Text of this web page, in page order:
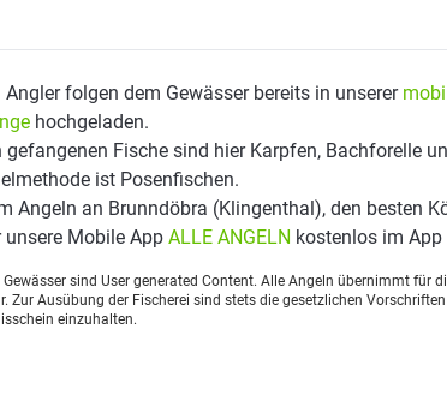
folgen dem Gewässer bereits in unserer
hochgeladen.
Fische sind hier Karpfen, Bachforelle
ist Posenfischen.
Angeln an Brunndöbra (Klingenthal), den besten
Mobile App ALLE ANGELN kostenlos im App
Gewässer sind User generated Content. Alle Angeln übernimmt für
Zur Ausübung der Fischerei sind stets die gesetzlichen
einzuhalten.